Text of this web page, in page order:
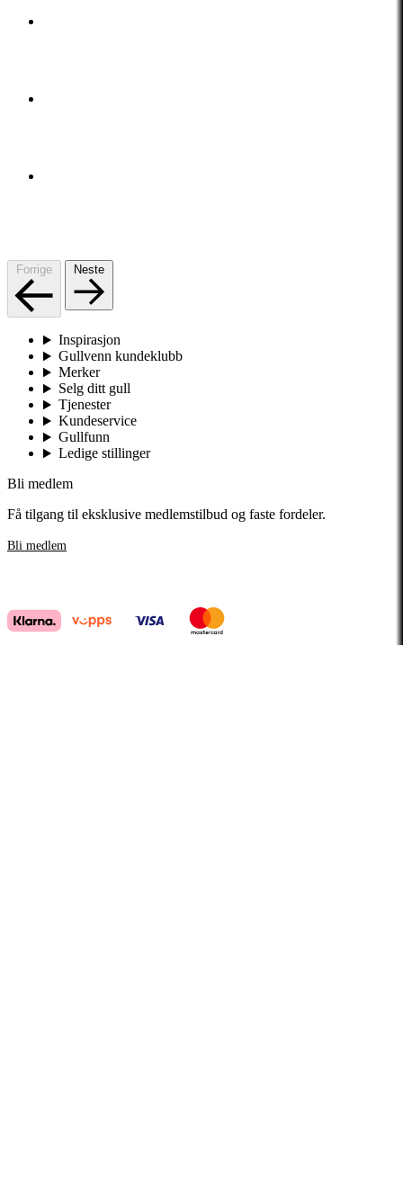
Forrige Neste
Inspirasjon
Gullvenn kundeklubb
Merker
Selg ditt gull
Tjenester
Kundeservice
Gullfunn
Ledige stillinger
Bli medlem
Få tilgang til eksklusive medlemstilbud og faste fordeler.
Bli medlem